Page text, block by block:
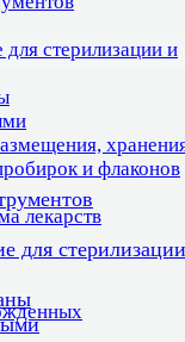
стерилизации и
и флаконов
лекарств
для